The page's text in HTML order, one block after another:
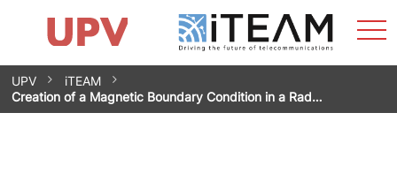
Saltar
contenido
Impacto
Grupos de investigación
Instalaciones
Spin-offs
Contacto
Prácticas
Noticias
Unidad de Igualdad
UPV
iTEAM
Creation of a Magnetic Boundary Condition in a Rad…